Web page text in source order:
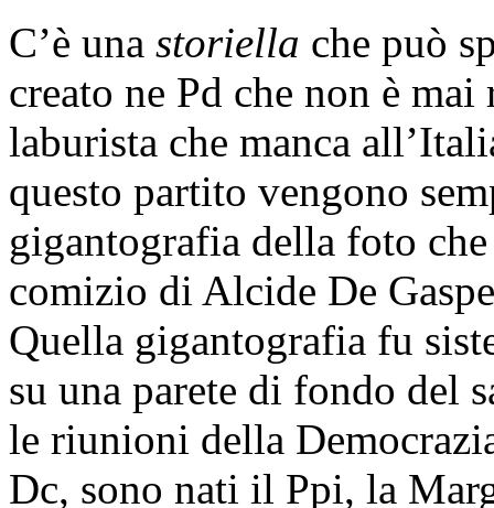
C’è una storiella che può
creato ne Pd che non è
laburista che manca
questo partito vengono
gigantografia della foto
comizio di Alcide De
Quella gigantografia fu
su una parete di fondo del
le riunioni della
Dc, sono nati il Ppi, la